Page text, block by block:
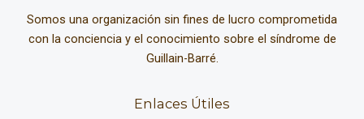
Somos una organización sin fines de lucro comprometida
con la conciencia y el conocimiento sobre el síndrome de
Guillain-Barré.
Enlaces Útiles